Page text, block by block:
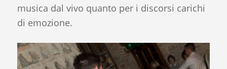
musica dal vivo quanto per i discorsi carichi
di emozione.